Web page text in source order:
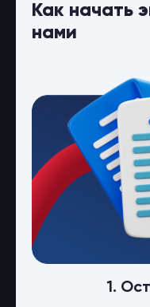
Как начать
нами
1.